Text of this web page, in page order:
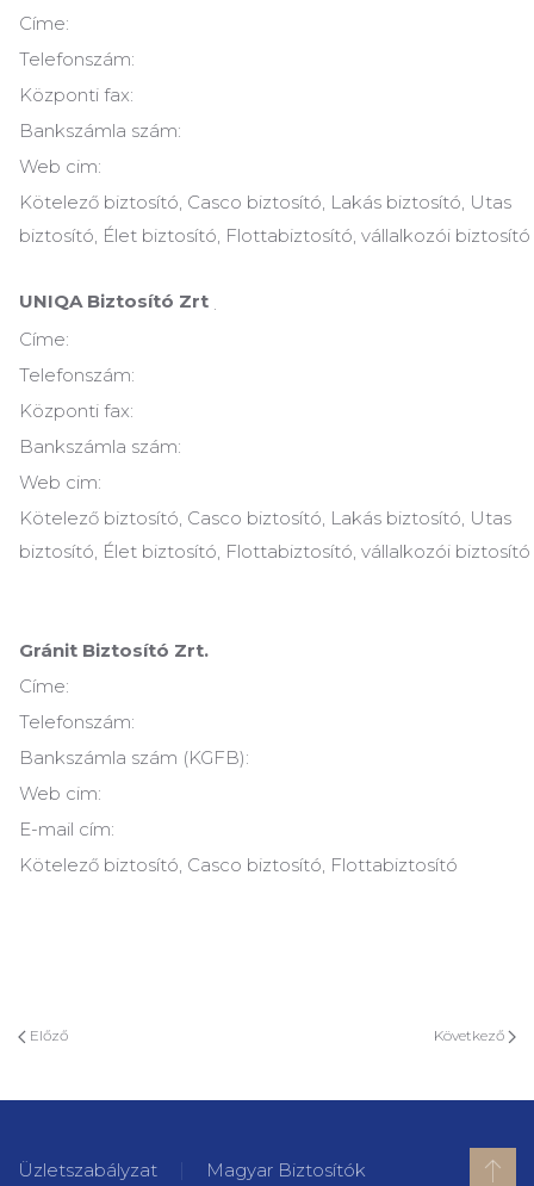
Címe:
Telefonszám:
Központi fax:
Bankszámla szám:
Web cim:
Kötelező biztosító, Casco biztosító, Lakás biztosító, Utas
biztosító, Élet biztosító, Flottabiztosító, vállalkozói biztosító
UNIQA Biztosító Zrt
Címe:
Telefonszám:
Központi fax:
Bankszámla szám:
Web cim:
Kötelező biztosító, Casco biztosító, Lakás biztosító, Utas
biztosító, Élet biztosító, Flottabiztosító, vállalkozói biztosító
Gránit Biztosító Zrt.
Címe:
Telefonszám:
Bankszámla szám (KGFB):
Web cim:
E-mail cím:
Kötelező biztosító, Casco biztosító, Flottabiztosító
Előző Következő
Üzletszabályzat Magyar Biztosítók